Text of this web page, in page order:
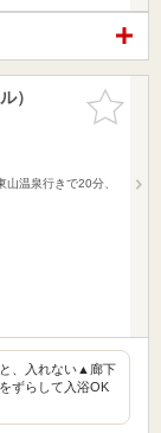
お気に入
りに追加
）
温泉行きで20分、
、入れない▲廊下
ずらして入浴OK